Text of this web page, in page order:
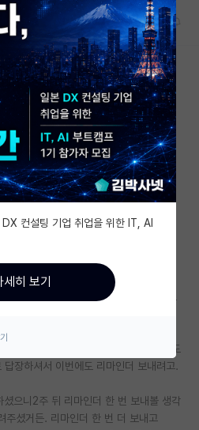
시판
수님이 7월말쯤 올지 말지 알려달라고
하는지 보고 석사로 지원할지 석박으로
수님이 친구랑 2월쯤 면담한 거 까먹고
아예 지원 못하게 되는 거 보고 좀 미리
안 오셨어..ㅠ 저번에 컨택 메일 드릴때도
장하셔서 이번에도 리마인더 보내려고.
으니2주 뒤 리마인더 한 번 보내볼 생각
주셨거든. 리마인더 한 번 더 보내고
컨설팅 기업 취업을 위한 IT, AI
세히 보기